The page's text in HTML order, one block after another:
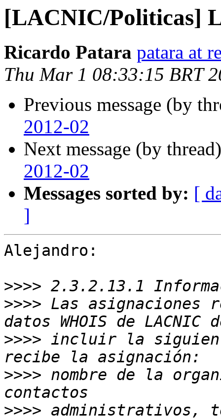
[LACNIC/Politicas]
Ricardo Patara patara at
Thu Mar 1 08:33:15 BRT
Previous message (by
2012-02
Next message (by
2012-02
Messages sorted by: [
]
Alejandro:
>>>>
>>>> Las asignaciones
>>>> incluir la
>>>> nombre de la
>>>> administrativos,